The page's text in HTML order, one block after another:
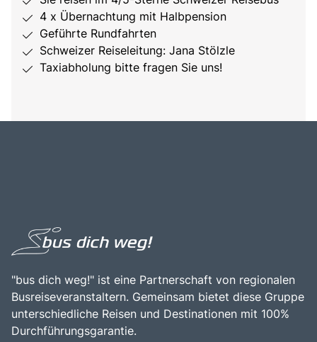
4 x Übernachtung mit Halbpension
Geführte Rundfahrten
Schweizer Reiseleitung: Jana Stölzle
Taxiabholung bitte fragen Sie uns!
"bus dich weg!" ist eine Partnerschaft von regionalen
Busreiseveranstaltern. Gemeinsam bietet diese Gruppe
unterschiedliche Reisen und Destinationen mit 100%
Durchführungsgarantie.